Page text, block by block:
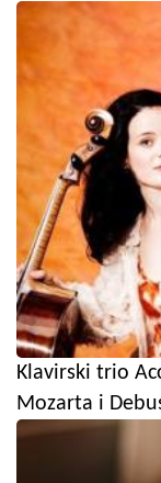
Klavirski trio
Mozarta i